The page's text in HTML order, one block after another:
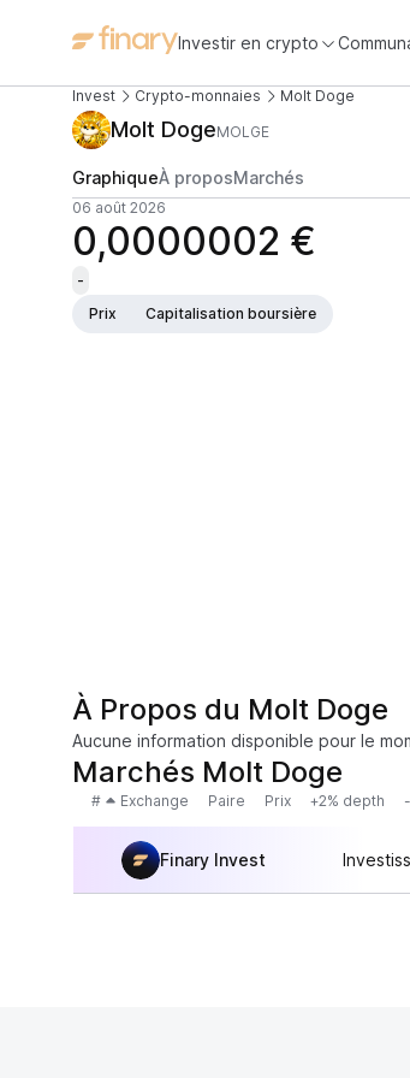
Investir en crypto
Invest Crypto-monnaies Molt Doge
Molt DogeMOLGE
GraphiqueÀ proposMarchés
06 août 2026
0,0000002 €
-
Prix
Capitalisation boursière
À Propos du Molt Doge
Aucune information disponible pour le
Marchés Molt Doge
# Exchange Paire Prix +2% depth
Finary Invest